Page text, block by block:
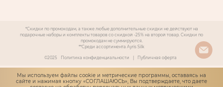
*Скидки по промокодам, а также любые дополнительные скидки не действуют на
подарочные наборы и комплекты товаров со скидкой -25% на второй товар. Скидки по
промокодам не суммируются.
**Среди ассортимента Ayris Silk
©2025 Политика конфиденциальности Публичная оферта
Мы используем файлы cookie и метрические программы, оставаясь на
сайте и нажимая кнопку «СОГЛАШАЮСЬ», Вы подтверждаете, что даете